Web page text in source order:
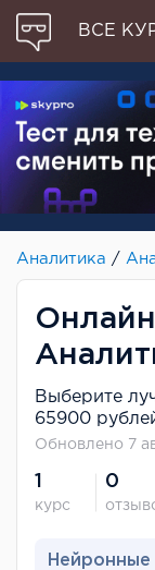
ВСЕ
Аналитика /
Выберите
65900
Обновлено 7
1
курс
0
Нейронные